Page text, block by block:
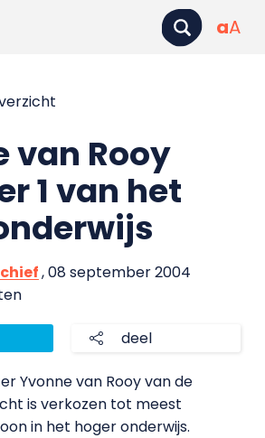
aA
van Rooy
1 van het
, 08 september 2004
deel
Yvonne van Rooy van de
is verkozen tot meest
in het hoger onderwijs.